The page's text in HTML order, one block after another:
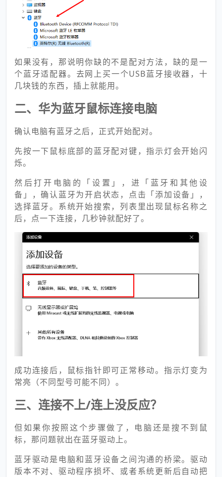
如果没有，那说明你缺的不是配对方法，缺的是一
个蓝牙适配器。去网上买一个USB蓝牙接收器，十
几块钱的东西，插上就能用。
二、华为蓝牙鼠标连接电脑
确认电脑有蓝牙之后，正式开始配对。
先按一下鼠标底部的蓝牙配对键，指示灯会开始闪
烁。
然后打开电脑的「设置」，进「蓝牙和其他设
备」，确认蓝牙为开启状态，点击「添加设备」，
选择蓝牙。系统开始搜索，列表里出现鼠标名称之
后，点一下连接，几秒钟就配好了。
成功连接后，鼠标指针即可正常移动。指示灯变为
常亮（不同型号可能不同）。
三、连接不上/连上没反应？
但如果你按照这个步骤做了，电脑还是搜不到鼠
标，那问题就出在蓝牙驱动上。
蓝牙驱动是电脑和蓝牙设备之间沟通的桥梁。驱动
版本不对、驱动程序损坏、或者系统更新后自动把